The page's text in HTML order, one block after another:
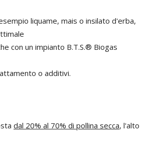
liquame, mais o insilato d'erba,
con un impianto B.T.S.® Biogas
o additivi.
dal 20% al 70% di pollina secca, l'alto